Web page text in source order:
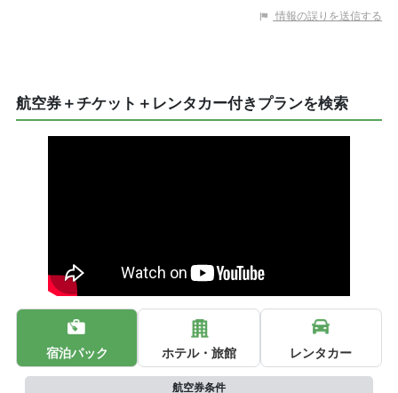
情報の誤りを送信する
航空券＋チケット＋レンタカー付きプランを検索
宿泊パック ホテル・旅館 レンタカー
航空券条件